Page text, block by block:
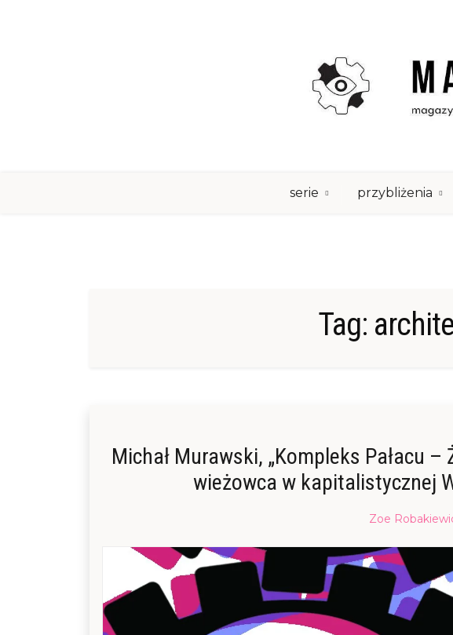
serie przybliżenia
Tag:
Michał Murawski, „Kompleks Pałacu
wieżowca w kapitalistycznej
Posted
30/01/201610/
Zoe